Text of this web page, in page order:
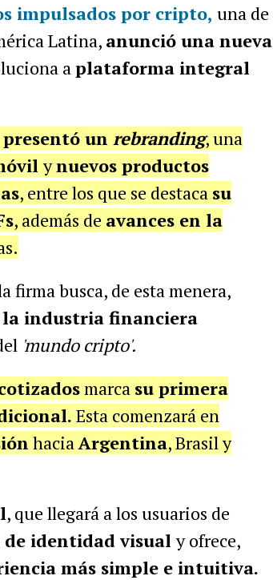
impulsados por cripto, una de
Latina, anunció una nueva
aplataforma integral
un rebranding, una
ynuevos productos
, entre los que se destaca su
, además de avances en la
firma busca, de esta menera,
la industria financiera
'mundo cripto'.
marca su primera
Esta comenzará en
haciaArgentina, Brasil y
, que llegará a los usuarios de
de identidad visualy ofrece,
más simple e intuitiva.